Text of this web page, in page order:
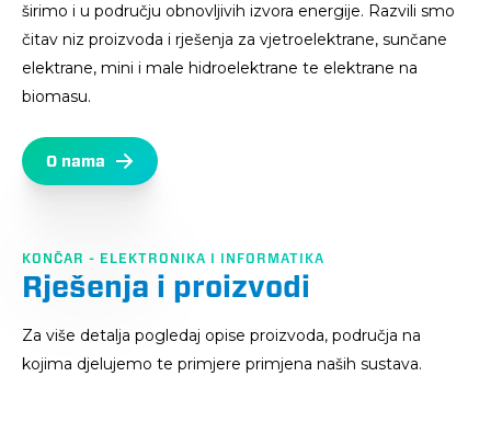
širimo i u području obnovljivih izvora energije. Razvili smo
čitav niz proizvoda i rješenja za vjetroelektrane, sunčane
elektrane, mini i male hidroelektrane te elektrane na
biomasu.
O nama
KONČAR - ELEKTRONIKA I INFORMATIKA
Rješenja i proizvodi
Za više detalja pogledaj opise proizvoda, područja na
kojima djelujemo te primjere primjena naših sustava.